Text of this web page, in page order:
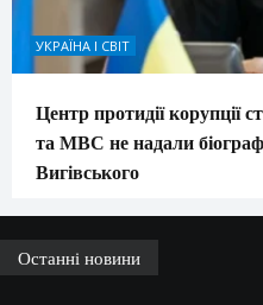
УКРАЇНА І СВІТ
Центр протидії корупції
та МВС не надали
Вигівського
Останні новини